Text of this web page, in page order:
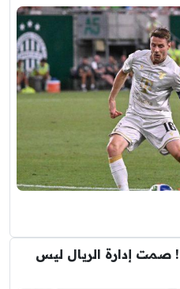
صمت إدارة الريال ليس